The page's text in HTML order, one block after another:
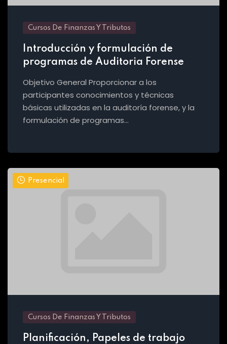
Cursos De Finanzas Y Tributos
Introducción y formulación de
programas de Auditoria Forense
Objetivo General Proporcionar a los
participantes conocimientos y técnicas
básicas utilizadas en la auditoría forense, y la
formulación de programas…
Presencial
Cursos De Finanzas Y Tributos
Planificación, Papeles de trabajo